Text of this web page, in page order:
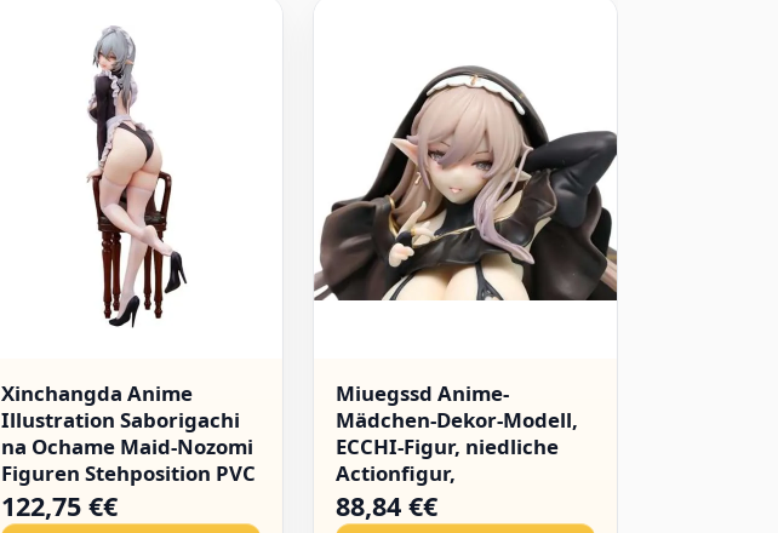
Xinchangda Anime
Illustration Saborigachi
na Ochame Maid-Nozomi
Figuren Stehposition PVC
Modell Original Malerei
Figur Ornamente
122,75 €€
Miuegssd Anime-
Mädchen-Dekor-Modell,
ECCHI-Figur, niedliche
Actionfigur,
Erwachsenenkollektion,
Henati-Puppenspielzeug,
88,84 €€